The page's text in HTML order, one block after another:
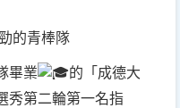
的青棒隊
畢業
的「成德大
秀第二輪第一名指